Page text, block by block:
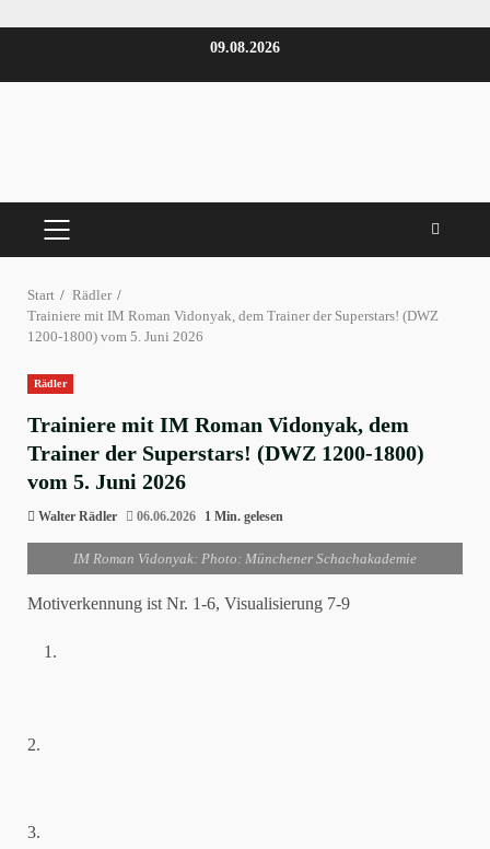
09.08.2026
PRIMÄRES
Start
Rädler
Trainiere mit IM Roman Vidonyak, dem Trainer der Superstars! (DWZ
1200-1800) vom 5. Juni 2026
Rädler
Trainiere mit IM Roman Vidonyak, dem
Trainer der Superstars! (DWZ 1200-1800)
vom 5. Juni 2026
Walter Rädler 06.06.2026 1 Min. gelesen
IM Roman Vidonyak: Photo: Münchener Schachakademie
Motiverkennung ist Nr. 1-6, Visualisierung 7-9
2.
3.